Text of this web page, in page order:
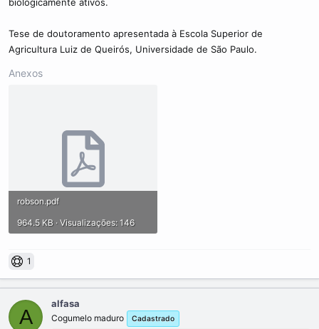
o
biologicamente ativos.
Tese de doutoramento apresentada à Escola Superior de
Agricultura Luiz de Queirós, Universidade de São Paulo.
Anexos
robson.pdf
964.5 KB · Visualizações: 146
1
A
alfasa
Cogumelo maduro Cadastrado